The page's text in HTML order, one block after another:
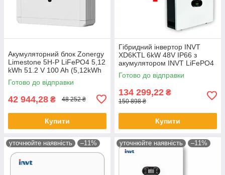
Акумуляторний блок Zonergy
Limestone 5H-P LiFePO4 5,12
kWh 51.2 V 100 Ah (5,12kWh
51.2V 100Ah)
Готово до відправки
42 944,28 ₴ 48 252 ₴
Купити
Гібридний інвертор INVT
XD6KTL 6kW 48V IP66 з
акумулятором INVT LiFePO4
5kW 51.2V GRP5.12-WLV, WI-
FI
Готово до відправки
134 299,22 ₴
150 898 ₴
Купити
уточнюйте наявність –11% уточнюйте наявність –11%